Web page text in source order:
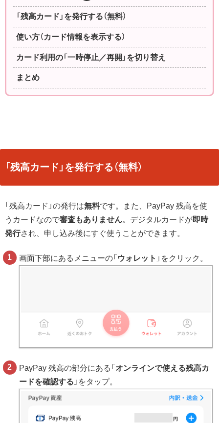
「残高カード」を発行する（無料）
使い方（カード情報を表示する）
カード利用の「一時停止／再開」を切り替え
まとめ
「残高カード」を発行する（無料）
「残高カード」の発行は無料です。また、PayPay 残高を使
うカードなので審査もありません。デジタルカードが即時
発行され、申し込み後にすぐ使うことができます。
画面下部にあるメニューの「 ウォレット 」をクリック。
PayPay 残高の部分にある「 オンラインで使える残高カ
ードを確認する 」をタップ。